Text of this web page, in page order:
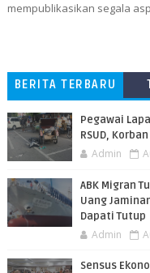
mempublikasikan segala
BERITA TERBARU
Pegawai
RSUD,
Admin
ABK Migran
Uang
Dapati Tutup
Admin
Sensus